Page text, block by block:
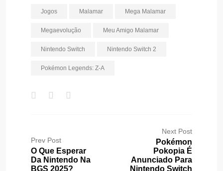
Jogos Malamar Mega Malamar
Megaevolução Meu Amigo Malamar
Nintendo Switch Nintendo Switch 2
Pokémon Legends: Z-A
Prev Post
O Que Esperar
Da Nintendo Na
BGS 2025?
Next Post
Pokémon
Pokopia É
Anunciado Para
Nintendo Switch